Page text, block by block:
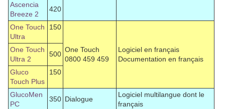
Ascencia
Breeze 2
420
One Touch
Ultra
150
One Touch
0800 459 459
Logiciel en français
Documentation en français
One Touch
Ultra 2
500
Gluco
Touch Plus
150
GlucoMen
PC
350 Dialogue
Logiciel multilangue dont le
français